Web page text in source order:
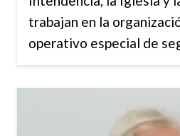
trabajan en la
operativo especial de